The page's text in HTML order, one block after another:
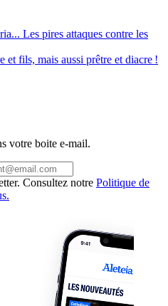
Les pires attaques contre les
et fils, mais aussi prêtre et diacre !
votre boite e-mail.
Consultez notre Politique de